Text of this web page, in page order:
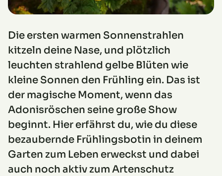
Die ersten warmen Sonnenstrahlen
kitzeln deine Nase, und plötzlich
leuchten strahlend gelbe Blüten wie
kleine Sonnen den Frühling ein. Das ist
der magische Moment, wenn das
Adonisröschen seine große Show
beginnt. Hier erfährst du, wie du diese
bezaubernde Frühlingsbotin in deinem
Garten zum Leben erweckst und dabei
auch noch aktiv zum Artenschutz